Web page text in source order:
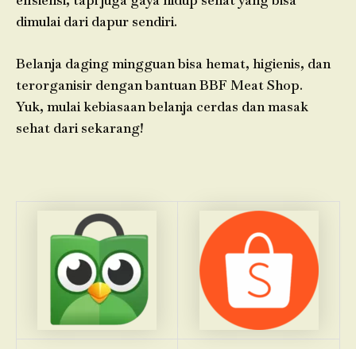
dimulai dari dapur sendiri.
Belanja daging mingguan bisa hemat, higienis, dan
terorganisir dengan bantuan BBF Meat Shop.
Yuk, mulai kebiasaan belanja cerdas dan masak
sehat dari sekarang!